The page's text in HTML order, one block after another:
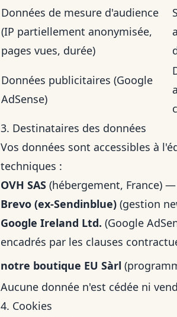
Données de mesure d'audience
(IP partiellement anonymisée,
pages vues, durée)
Données publicitaires (Google
AdSense)
3. Destinataires des données
Vos données sont accessibles à
techniques :
OVH SAS (hébergement, France) —
Brevo (ex-Sendinblue) (gestion
Google Ireland Ltd. (Google
encadrés par les clauses
notre boutique EU Sàrl
Aucune donnée n'est cédée ni
4. Cookies